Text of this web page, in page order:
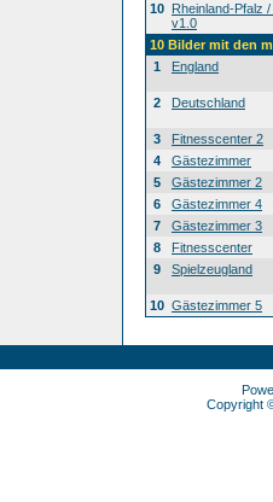
10 Rheinland-Pfalz
v1.0
10 Bilder mit den
1
England
2 Deutschland
3
Fitnesscenter 2
4
Gästezimmer
5
Gästezimmer 2
6
Gästezimmer 4
7
Gästezimmer 3
8
Fitnesscenter
9
Spielzeugland
10 Gästezimmer 5
Copyright